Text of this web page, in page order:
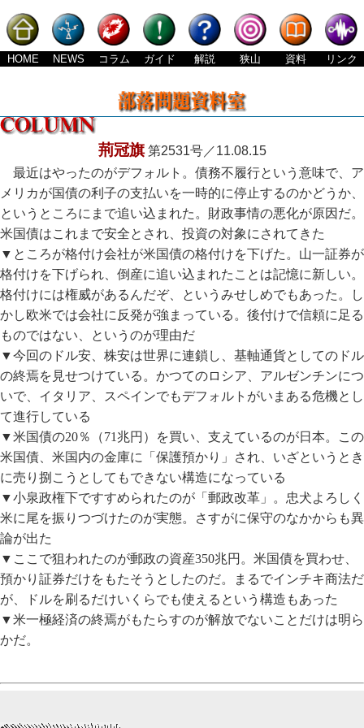
HOME NEWS コラム ガイド 解説 狭山 資料 リンク
荊冠旗 第2531号／11.08.15
最近はやったのがデフォルト。債務不履行という意味で、ア
メリカが国債の利子の支払いを一時的に停止するのかどうか、
というところにまで追い込まれた。財政事情の悪化が原因だ。
米国債はこれまで安全とされ、投資の対象にされてきた
▼ところが格付け会社が米国債の格付けを下げた。山一証券が
格付けを下げられ、倒産に追い込まれたことは記憶に新しい。
格付けには権威があるんだぞ、というみせしめでもあった。し
かし欧米では会社に反発が強まっている。後付けで信頼に足る
ものではない、というのが理由だ
▼今回のドル安、株安は世界に連鎖し、基軸通貨としてのドル
の終焉を見せつけている。かつてのロシア、アルゼンチンにつ
いで、イタリア、スペインでもデフォルトがいまある危機とし
て進行している
▼米国債の20％（71兆円）を買い、支えているのが日本。この
米国債、米国内の金庫に「保護預かり」され、いざというとき
に売り捌こうとしてもできない構造になっている
▼小泉政権下ですすめられたのが「郵政改革」。忠犬よろしく
米に尾を振りつづけたのが実態。さすがに保守のなかからも異
論が出た
▼ここで狙われたのが郵政の資産350兆円。米国債を買わせ、
預かり証券だけをもたそうとしたのだ。まるでインチキ商法だ
が、ドルを刷るだけいくらでも使えるという構造もあった
▼米一極経済の終焉がもたらすのが解放でないことだけは明ら
かだ。